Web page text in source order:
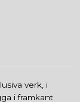
verk, i
i framkant